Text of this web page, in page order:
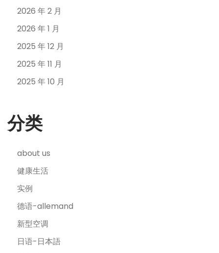
2026 年 2 月
2026 年 1 月
2025 年 12 月
2025 年 11 月
2025 年 10 月
分类
about us
健康生活
实例
德语-allemand
新型空调
日语-日本語